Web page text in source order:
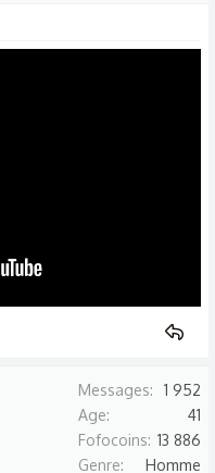
Messages
1 952
Age
41
Fofocoins 13 886
Genre
Homme